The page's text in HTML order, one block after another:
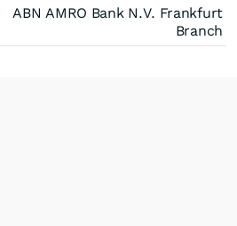
ABN AMRO Bank N.V. Frankfurt
Branch